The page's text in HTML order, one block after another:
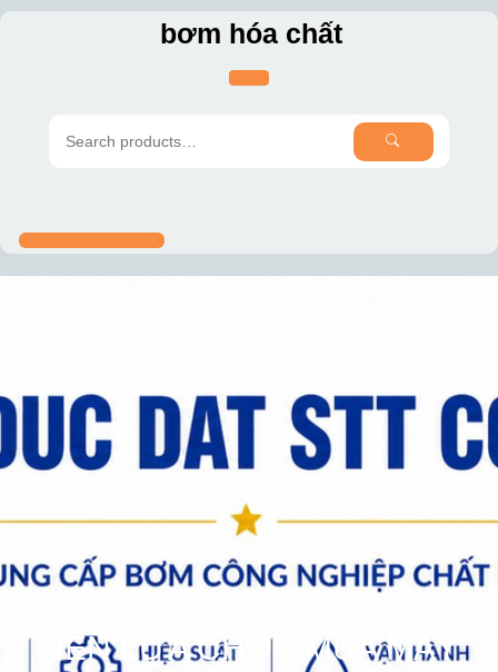
Skip
bơm hóa chất
SEARCH
NÊN LỰA CHỌN MUA MÁY